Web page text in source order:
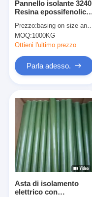
Prodotti
Circa noi
Giro della fabbrica
Pannello isolante 3240
Resina epossifenolica
difficili
Prezzo: basing on size and quantity
MOQ:1000KG
Ottieni l'ultimo prezzo
Parla adesso.
Asta di isolamento
elettrico con